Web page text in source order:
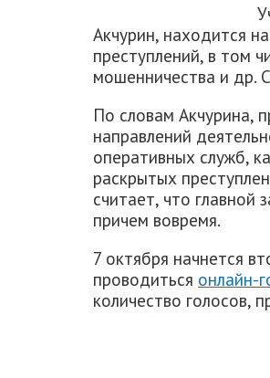
Акчурин, находится
преступлений, в том
мошенничества и др.
По словам Акчурина,
направлений
оперативных служб,
раскрытых
считает, что главной
причем вовремя.
7 октября начнется
проводиться онлайн-
количество голосов,